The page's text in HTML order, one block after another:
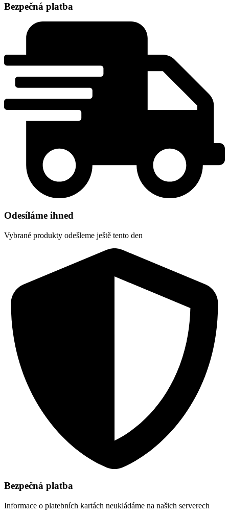
Bezpečná platba
Odesíláme ihned
Vybrané produkty odešleme ještě tento den
Bezpečná platba
Informace o platebních kartách neukládáme na našich serverech